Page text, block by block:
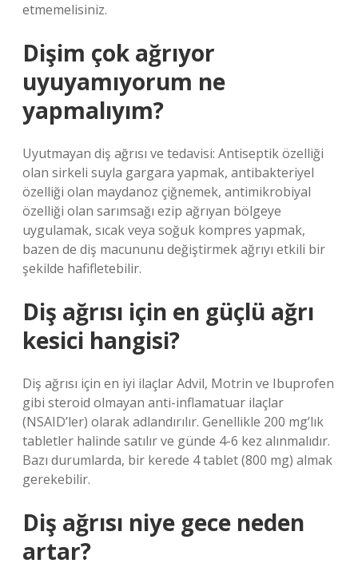
etmemelisiniz.
Dişim çok ağrıyor
uyuyamıyorum ne
yapmalıyım?
Uyutmayan diş ağrısı ve tedavisi: Antiseptik özelliği
olan sirkeli suyla gargara yapmak, antibakteriyel
özelliği olan maydanoz çiğnemek, antimikrobiyal
özelliği olan sarımsağı ezip ağrıyan bölgeye
uygulamak, sıcak veya soğuk kompres yapmak,
bazen de diş macununu değiştirmek ağrıyı etkili bir
şekilde hafifletebilir.
Diş ağrısı için en güçlü ağrı
kesici hangisi?
Diş ağrısı için en iyi ilaçlar Advil, Motrin ve Ibuprofen
gibi steroid olmayan anti-inflamatuar ilaçlar
(NSAID’ler) olarak adlandırılır. Genellikle 200 mg’lık
tabletler halinde satılır ve günde 4-6 kez alınmalıdır.
Bazı durumlarda, bir kerede 4 tablet (800 mg) almak
gerekebilir.
Diş ağrısı niye gece neden
artar?